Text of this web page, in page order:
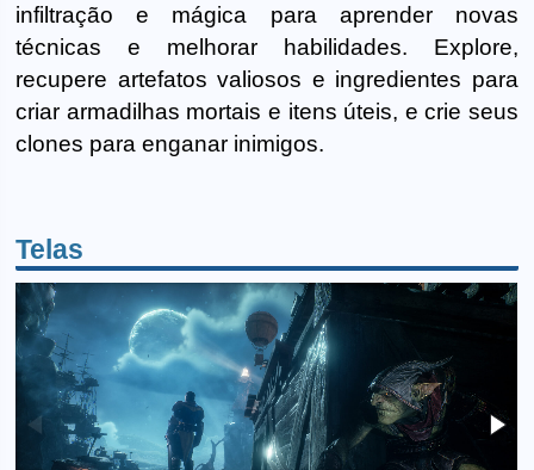
infiltração e mágica para aprender novas
técnicas e melhorar habilidades. Explore,
recupere artefatos valiosos e ingredientes para
criar armadilhas mortais e itens úteis, e crie seus
clones para enganar inimigos.
Telas